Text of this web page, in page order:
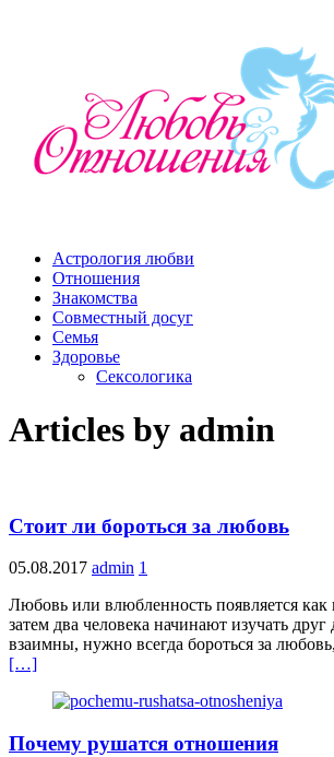
Астрология любви
Отношения
Знакомства
Совместный досуг
Семья
Здоровье
Сексологика
Articles by admin
Стоит ли бороться за любовь
05.08.2017 admin 1
Любовь или влюбленность появляется как
затем два человека начинают изучать друг
взаимны, нужно всегда бороться за
[…]
Почему рушатся отношения